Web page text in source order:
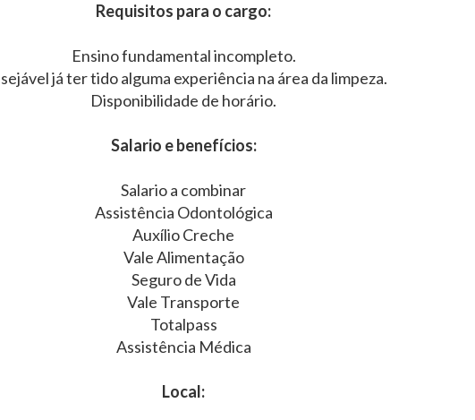
Requisitos para o cargo:
Ensino fundamental incompleto.
já ter tido alguma experiência na área da limpeza.
Disponibilidade de horário.
Salario e benefícios:
Salario a combinar
Assistência Odontológica
Auxílio Creche
Vale Alimentação
Seguro de Vida
Vale Transporte
Totalpass
Assistência Médica
Local: